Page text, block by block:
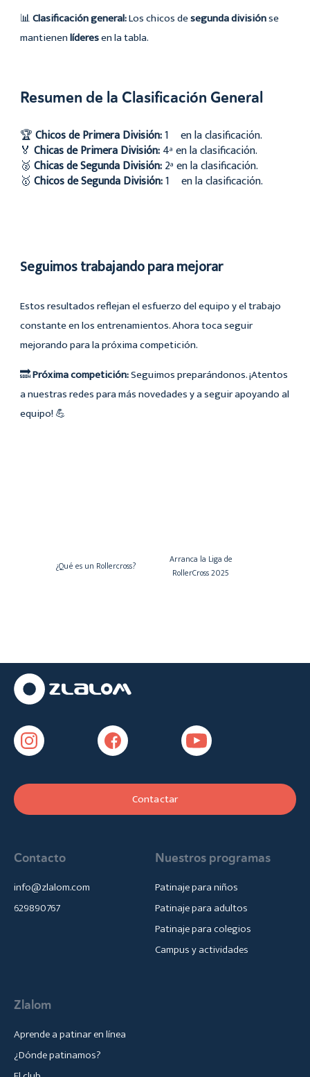
📊Clasificación general:Los chicos desegunda divisiónse
mantienenlíderesen la tabla.
Resumen de la Clasificación General
🏆Chicos de Primera División:1º en la clasificación.
🏅Chicas de Primera División:4ª en la clasificación.
🥈Chicas de Segunda División:2ª en la clasificación.
🥇Chicos de Segunda División:1º en la clasificación.
Seguimos trabajando para mejorar
Estos resultados reflejan el esfuerzo del equipo y el trabajo
constante en los entrenamientos. Ahora toca seguir
mejorando para la próxima competición.
🔜Próxima competición:Seguimos preparándonos. ¡Atentos
a nuestras redes para más novedades y a seguir apoyando al
equipo! 💪
¿Qué es un Rollercross?
Arranca la Liga de
RollerCross 2025
Contacto
info@zlalom.com
629890767
Nuestros programas
Patinaje para niños
Patinaje para adultos
Patinaje para colegios
Campus y actividades
Zlalom
Aprende a patinar en línea
¿Dónde patinamos?
Contactar